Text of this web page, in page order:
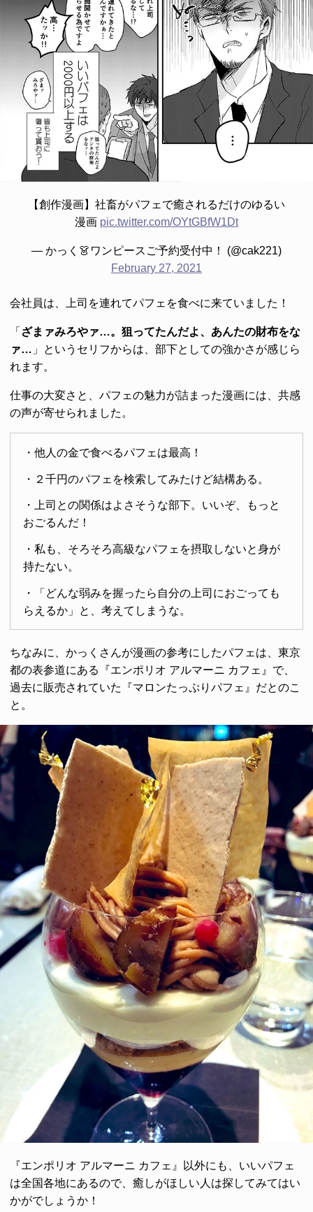
【創作漫画】社畜がパフェで癒されるだけのゆるい
漫画 pic.twitter.com/OYtGBfW1Dt
— かっく👗ワンピースご予約受付中！ (@cak221)
February 27, 2021
会社員は、上司を連れてパフェを食べに来ていました！
「 ざまァみろやァ…。狙ってたんだよ、あんたの財布をな
ァ… 」というセリフからは、部下としての強かさが感じら
れます。
仕事の大変さと、パフェの魅力が詰まった漫画には、共感
の声が寄せられました。
・他人の金で食べるパフェは最高！
・２千円のパフェを検索してみたけど結構ある。
・上司との関係はよさそうな部下。いいぞ、もっと
おごるんだ！
・私も、そろそろ高級なパフェを摂取しないと身が
持たない。
・「どんな弱みを握ったら自分の上司におごっても
らえるか」と、考えてしまうな。
ちなみに、かっくさんが漫画の参考にしたパフェは、東京
都の表参道にある『エンポリオ アルマーニ カフェ』で、
過去に販売されていた『マロンたっぷりパフェ』だとのこ
と。
『エンポリオ アルマーニ カフェ』以外にも、いいパフェ
は全国各地にあるので、癒しがほしい人は探してみてはい
かがでしょうか！